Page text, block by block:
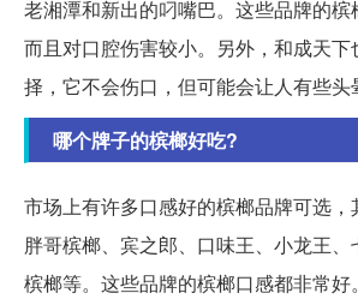
老湘潭和新出的叼嘴巴。这些品牌的槟
而且对口腔伤害较小。另外，和成天
择，它不会伤口，但可能会让人有些头
哪个牌子的槟榔好吃?
市场上有许多口感好的槟榔品牌可选，
胖哥槟榔、宾之郎、口味王、小龙王
槟榔等。这些品牌的槟榔口感都非常